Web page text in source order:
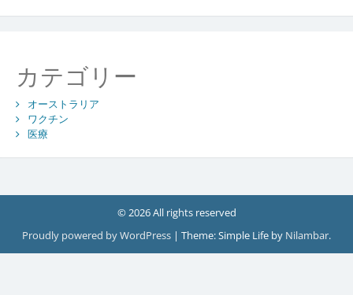
カテゴリー
オーストラリア
ワクチン
医療
© 2026 All rights reserved
Proudly powered by WordPress | Theme: Simple Life by Nilambar.